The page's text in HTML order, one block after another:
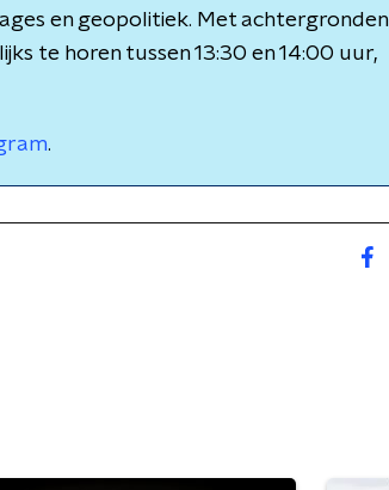
en geopolitiek. Met achtergronden
te horen tussen 13:30 en 14:00 uur,
.